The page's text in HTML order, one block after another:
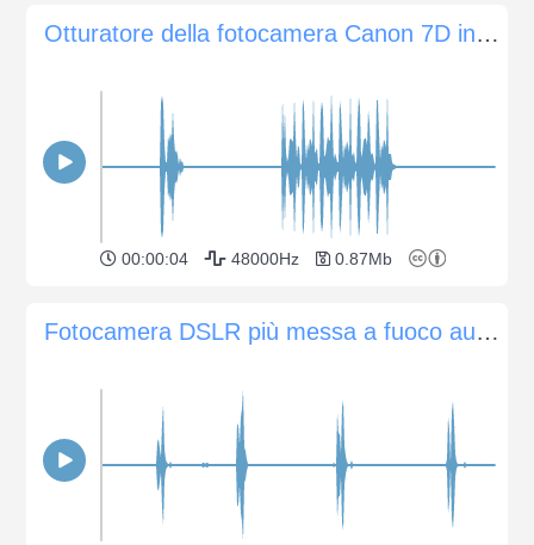
Otturatore della fotocamera Canon 7D in modalità singola e veloce
00:00:04 48000Hz 0.87Mb
Fotocamera DSLR più messa a fuoco automatica e scatti dell'otturatore